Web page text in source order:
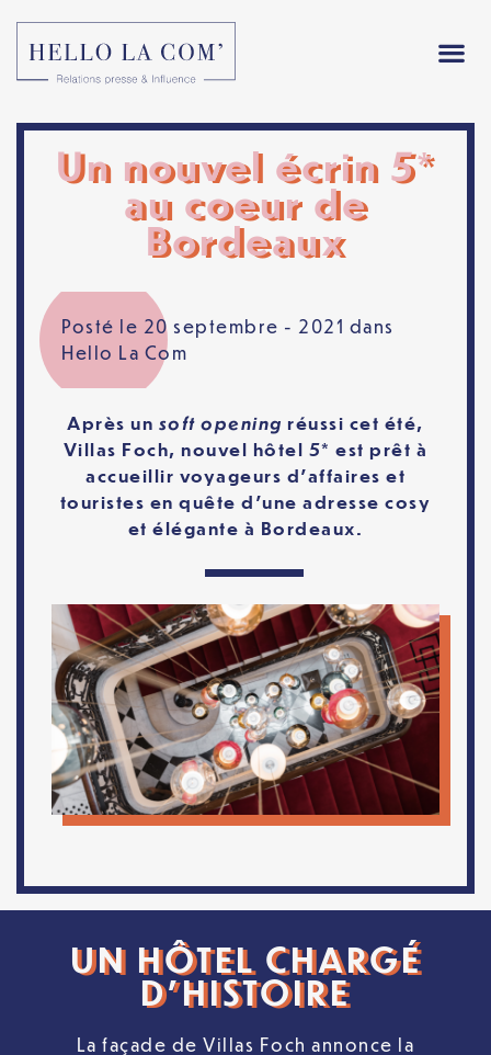
Un nouvel écrin 5*
au coeur de
Bordeaux
Posté le 20 septembre - 2021 dans
Hello La Com
Après un soft opening réussi cet été,
Villas Foch, nouvel hôtel 5* est prêt à
accueillir voyageurs d’affaires et
touristes en quête d’une adresse cosy
et élégante à Bordeaux.
UN HÔTEL CHARGÉ
D’HISTOIRE
La façade de Villas Foch annonce la